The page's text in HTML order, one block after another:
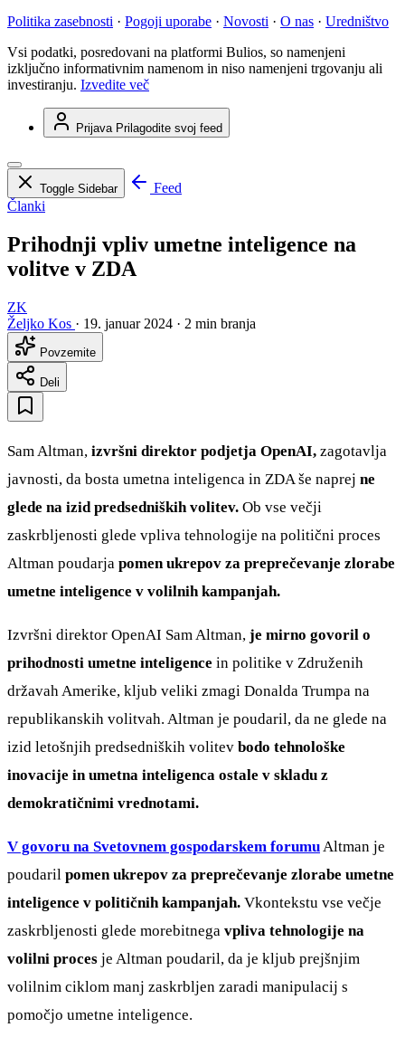
Politika zasebnosti · Pogoji uporabe · Novosti · O nas · Uredništvo
Vsi podatki, posredovani na platformi Bulios, so namenjeni
izključno informativnim namenom in niso namenjeni trgovanju ali
investiranju. Izvedite več
Prijava Prilagodite svoj feed
Toggle Sidebar
Feed
Članki
Prihodnji vpliv umetne inteligence na
volitve v ZDA
ZK
Željko Kos · 19. januar 2024 · 2 min branja
Povzemite
Deli
Sam Altman, izvršni direktor podjetja OpenAI, zagotavlja
javnosti, da bosta umetna inteligenca in ZDA še naprej ne
glede na izid predsedniških volitev. Ob vse večji
zaskrbljenosti glede vpliva tehnologije na politični proces
Altman poudarja pomen ukrepov za preprečevanje zlorabe
umetne inteligence v volilnih kampanjah.
Izvršni direktor OpenAI Sam Altman, je mirno govoril o
prihodnosti umetne inteligence in politike v Združenih
državah Amerike, kljub veliki zmagi Donalda Trumpa na
republikanskih volitvah. Altman je poudaril, da ne glede na
izid letošnjih predsedniških volitev bodo tehnološke
inovacije in umetna inteligenca ostale v skladu z
demokratičnimi vrednotami.
V govoru na Svetovnem gospodarskem forumuAltman je
poudaril pomen ukrepov za preprečevanje zlorabe umetne
inteligence v političnih kampanjah. Vkontekstu vse večje
zaskrbljenosti glede morebitnega vpliva tehnologije na
volilni proces je Altman poudaril, da je kljub prejšnjim
volilnim ciklom manj zaskrbljen zaradi manipulacij s
pomočjo umetne inteligence.